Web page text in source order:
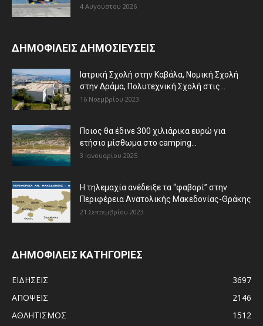
4 Αυγούστου 2026
ΔΗΜΟΦΙΛΕΙΣ ΔΗΜΟΣΙΕΥΣΕΙΣ
Ιατρική Σχολή στην Καβάλα, Νομική Σχολή
στην Δράμα, Πολυτεχνική Σχολή στις...
16 Νοεμβρίου 2023
Ποιος θα έδινε 300 χιλιάρικα ευρώ για
ετήσιο μίσθωμα στο camping...
3 Ιανουαρίου 2025
Η τηλεμαχία ανέδειξε τα “φαβορί” στην
Περιφέρεια Ανατολικής Μακεδονίας-Θράκης
21 Σεπτεμβρίου 2023
ΔΗΜΟΦΙΛΕΙΣ ΚΑΤΗΓΟΡΙΕΣ
ΕΙΔΗΣΕΙΣ
3697
ΑΠΟΨΕΙΣ
2146
ΑΘΛΗΤΙΣΜΟΣ
1512